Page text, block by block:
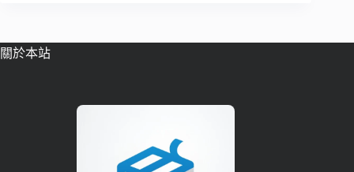
關於本站